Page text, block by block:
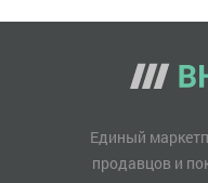
Единый
продавцов и